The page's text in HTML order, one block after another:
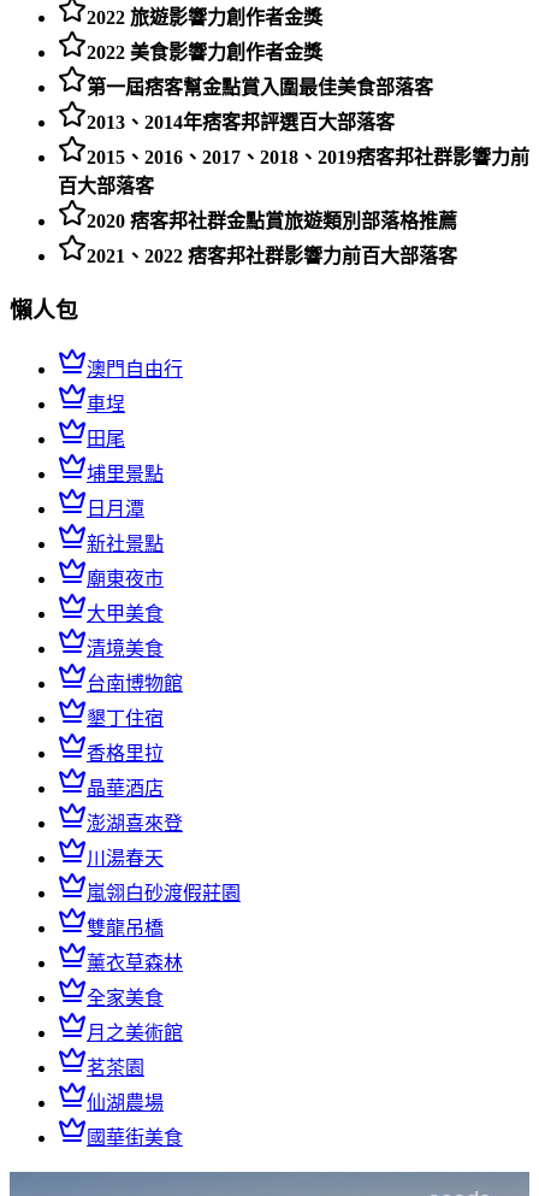
2022 旅遊影響力創作者金獎
2022 美食影響力創作者金獎
第一屆痞客幫金點賞入圍最佳美食部落客
2013、2014年痞客邦評選百大部落客
2015、2016、2017、2018、2019痞客邦社群影響力前
百大部落客
2020 痞客邦社群金點賞旅遊類別部落格推薦
2021、2022 痞客邦社群影響力前百大部落客
懶人包
澳門自由行
車埕
田尾
埔里景點
日月潭
新社景點
廟東夜市
大甲美食
清境美食
台南博物館
墾丁住宿
香格里拉
晶華酒店
澎湖喜來登
川湯春天
嵐翎白砂渡假莊園
雙龍吊橋
薰衣草森林
全家美食
月之美術館
茗茶園
仙湖農場
國華街美食